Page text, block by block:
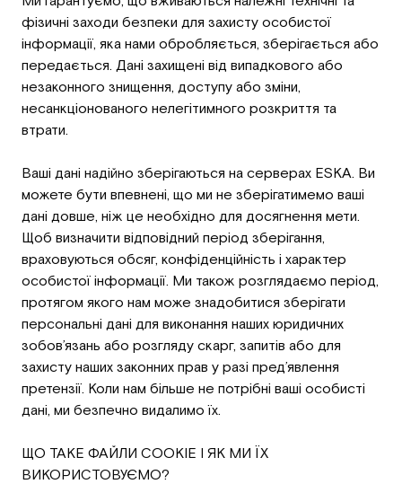
фізичні заходи безпеки для захисту особистої
інформації, яка нами обробляється, зберігається або
передається. Дані захищені від випадкового або
незаконного знищення, доступу або зміни,
несанкціонованого нелегітимного розкриття та
втрати.
Ваші дані надійно зберігаються на серверах ESKA. Ви
можете бути впевнені, що ми не зберігатимемо ваші
дані довше, ніж це необхідно для досягнення мети.
Щоб визначити відповідний період зберігання,
враховуються обсяг, конфіденційність і характер
особистої інформації. Ми також розглядаємо період,
протягом якого нам може знадобитися зберігати
персональні дані для виконання наших юридичних
зобов’язань або розгляду скарг, запитів або для
захисту наших законних прав у разі пред’явлення
претензії. Коли нам більше не потрібні ваші особисті
дані, ми безпечно видалимо їх.
ЩО ТАКЕ ФАЙЛИ COOKIE І ЯК МИ ЇХ
ВИКОРИСТОВУЄМО?